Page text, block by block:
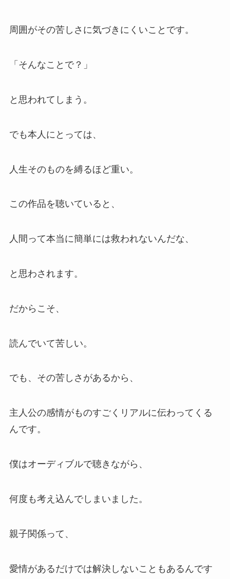
周囲がその苦しさに気づきにくいことです。
「そんなことで？」
と思われてしまう。
でも本人にとっては、
人生そのものを縛るほど重い。
この作品を聴いていると、
人間って本当に簡単には救われないんだな、
と思わされます。
だからこそ、
読んでいて苦しい。
でも、その苦しさがあるから、
主人公の感情がものすごくリアルに伝わってくる
んです。
僕はオーディブルで聴きながら、
何度も考え込んでしまいました。
親子関係って、
愛情があるだけでは解決しないこともあるんです